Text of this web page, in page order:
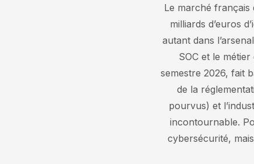
Le marché français
milliards d’euros
autant dans
SOC et le
semestre 2026, fait
de la
pourvus) et
incontournable.
cybersécurité,